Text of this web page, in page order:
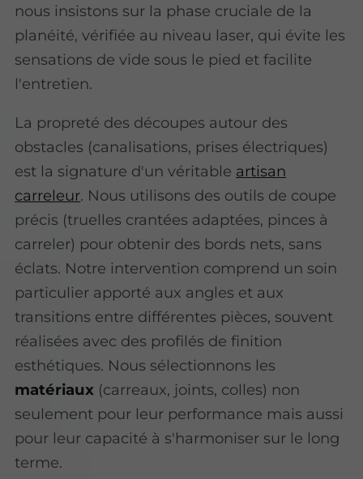
nous insistons sur la phase cruciale de la
planéité, vérifiée au niveau laser, qui évite les
sensations de vide sous le pied et facilite
l'entretien.
La propreté des découpes autour des
obstacles (canalisations, prises électriques)
est la signature d'un véritable artisan
carreleur. Nous utilisons des outils de coupe
précis (truelles crantées adaptées, pinces à
carreler) pour obtenir des bords nets, sans
éclats. Notre intervention comprend un soin
particulier apporté aux angles et aux
transitions entre différentes pièces, souvent
réalisées avec des profilés de finition
esthétiques. Nous sélectionnons les
matériaux (carreaux, joints, colles) non
seulement pour leur performance mais aussi
pour leur capacité à s'harmoniser sur le long
terme.